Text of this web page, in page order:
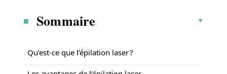
Sommaire
Qu’est-ce que l’épilation laser ?